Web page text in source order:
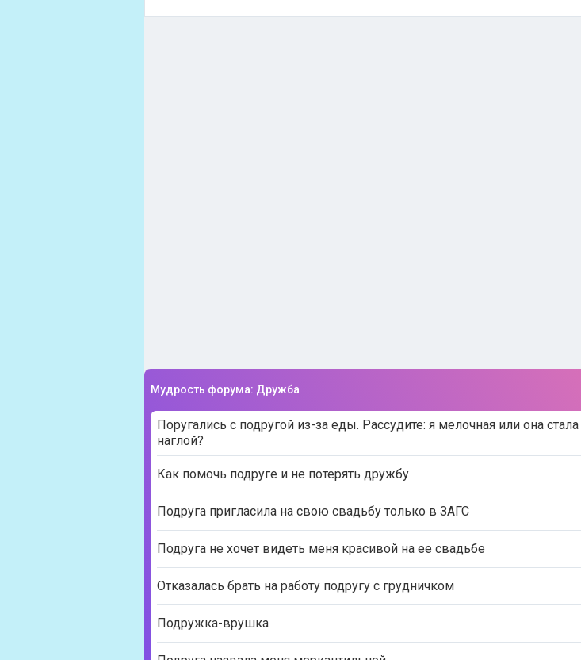
Мудрость форума: Дружба
Поругались с подругой из-за еды. Рассудите: я мелочная или она стала
наглой?
Как помочь подруге и не потерять дружбу
Подруга пригласила на свою свадьбу только в ЗАГС
Подруга не хочет видеть меня красивой на ее свадьбе
Отказалась брать на работу подругу с грудничком
Подружка-врушка